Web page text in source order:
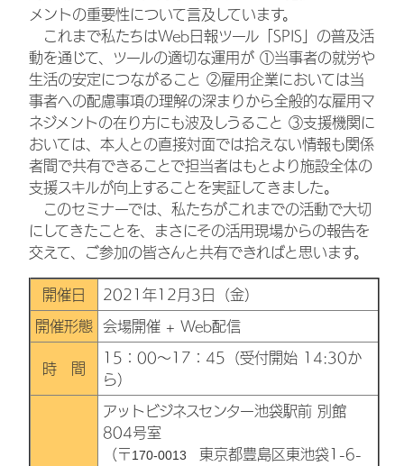
メントの重要性について言及しています。
これまで私たちはWeb日報ツール「SPIS」の普及活
動を通じて、ツールの適切な運用が ①当事者の就労や
生活の安定につながること ②雇用企業においては当
事者への配慮事項の理解の深まりから全般的な雇用マ
ネジメントの在り方にも波及しうること ③支援機関に
おいては、本人との直接対面では拾えない情報も関係
者間で共有できることで担当者はもとより施設全体の
支援スキルが向上することを実証してきました。
このセミナーでは、私たちがこれまでの活動で大切
にしてきたことを、まさにその活用現場からの報告を
交えて、ご参加の皆さんと共有できればと思います。
開催日 2021年12月3日（金）
開催形態 会場開催 + Web配信
時 間
15：00～17：45（受付開始 14:30か
ら）
アットビジネスセンター池袋駅前 別館
804号室
（〒170-0013
東京都豊島区東池袋1-6-